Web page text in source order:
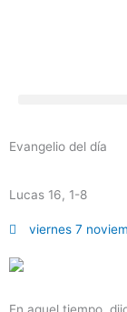
Evangelio del día
Lucas 16, 1-8
viernes 7